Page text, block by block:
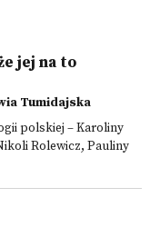
jej na to
Tumidajska
polskiej – Karoliny
Rolewicz, Pauliny